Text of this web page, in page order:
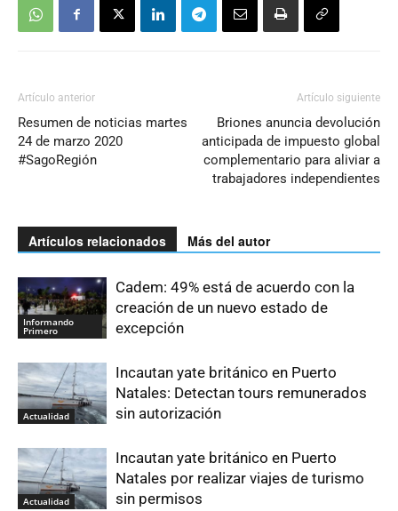
Artículo anterior
Resumen de noticias martes
24 de marzo 2020
#SagoRegión
Artículo siguiente
Briones anuncia devolución
anticipada de impuesto global
complementario para aliviar a
trabajadores independientes
Artículos relacionados Más del autor
Informando
Primero
Cadem: 49% está de acuerdo con la
creación de un nuevo estado de
excepción
Actualidad
Incautan yate británico en Puerto
Natales: Detectan tours remunerados
sin autorización
Actualidad
Incautan yate británico en Puerto
Natales por realizar viajes de turismo
sin permisos